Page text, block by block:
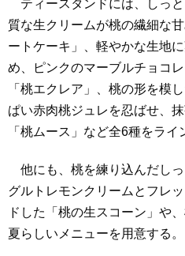
ティースタンドには、しっ
質な生クリームが桃の繊細な
ートケーキ」、軽やかな生地
め、ピンクのマーブルチョコ
「桃エクレア」、桃の形を模
ぱい赤肉桃ジュレを忍ばせ、
「桃ムース」など全6種をライ
他にも、桃を練り込んだし
グルトレモンクリームとフレ
ドした「桃の生スコーン」や
夏らしいメニューを用意する。